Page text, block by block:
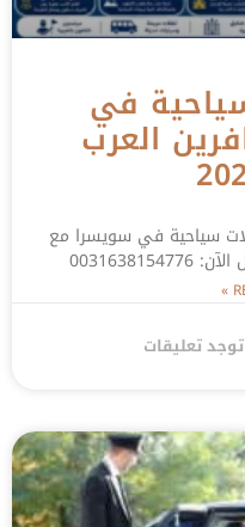
في
العرب
سياحية في سويسرا مع
توجد تعليقات